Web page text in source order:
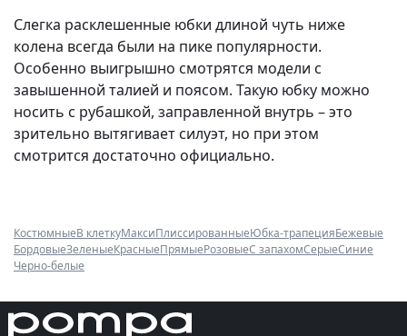
Слегка расклешенные юбки длиной чуть ниже
колена всегда были на пике популярности.
Особенно выигрышно смотрятся модели с
завышенной талией и поясом. Такую юбку можно
носить с рубашкой, заправленной внутрь – это
зрительно вытягивает силуэт, но при этом
смотрится достаточно официально.
КостюмныеВ клеткуМаксиПлиссированныеЮбка-трапецияБежевые
БордовыеЗеленыеКрасныеПрямыеРозовыеС запахомСерыеСиние
Черно-белые